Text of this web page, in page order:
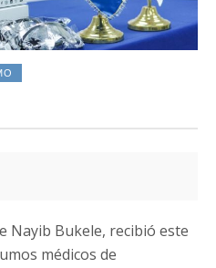
Nayib Bukele, recibió este
médicos de